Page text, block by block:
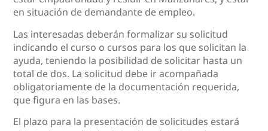
en situación de demandante de empleo.
Las interesadas deberán formalizar su solicitud
indicando el curso o cursos para los que solicitan la
ayuda, teniendo la posibilidad de solicitar hasta un
total de dos. La solicitud debe ir acompañada
obligatoriamente de la documentación requerida,
que figura en las bases.
El plazo para la presentación de solicitudes estará